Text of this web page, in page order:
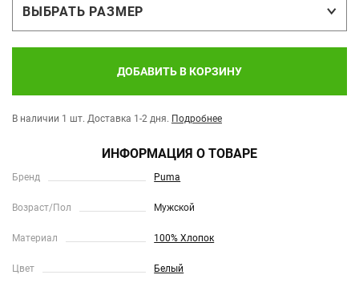
ВЫБРАТЬ РАЗМЕР
ДОБАВИТЬ В КОРЗИНУ
В наличии 1 шт. Доставка 1-2 дня. Подробнее
ИНФОРМАЦИЯ О ТОВАРЕ
Бренд Puma
Возраст/Пол Мужской
Материал 100% Хлопок
Цвет Белый